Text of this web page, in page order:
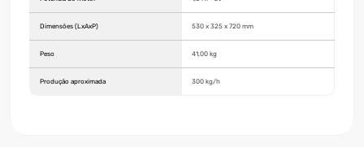
Dimensões (LxAxP) 530 x 325 x 720 mm
Peso 41,00 kg
Produção aproximada 300 kg/h